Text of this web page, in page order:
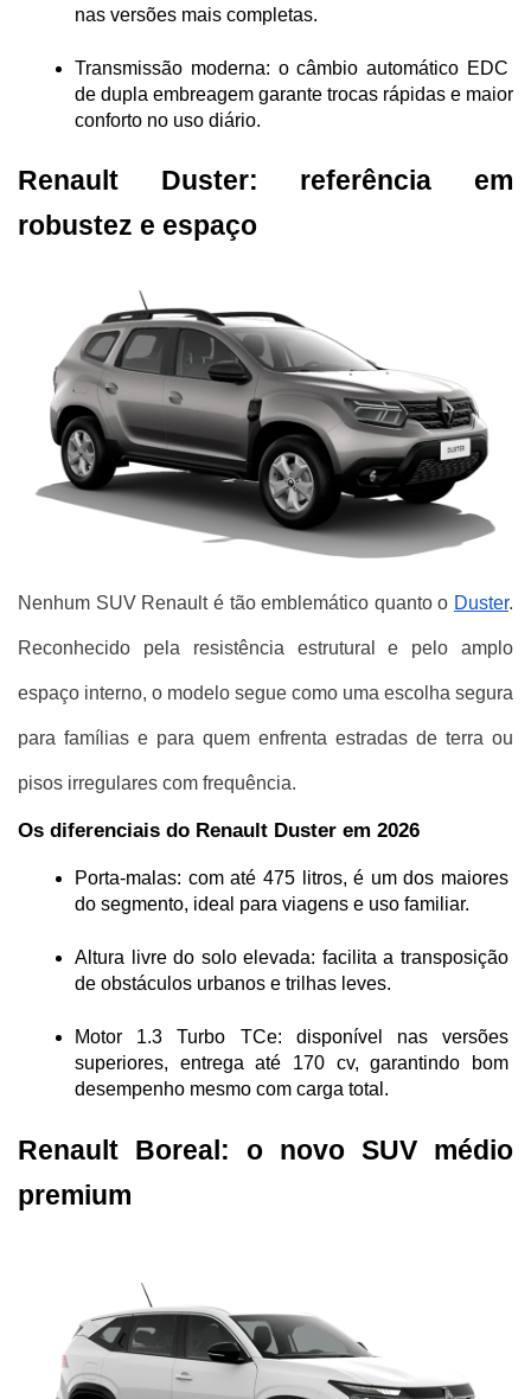
nas versões mais completas.
Transmissão moderna: o câmbio automático EDC
de dupla embreagem garante trocas rápidas e maior
conforto no uso diário.
Renault Duster: referência em
robustez e espaço
Nenhum SUV Renault é tão emblemático quanto o Duster.
Reconhecido pela resistência estrutural e pelo amplo
espaço interno, o modelo segue como uma escolha segura
para famílias e para quem enfrenta estradas de terra ou
pisos irregulares com frequência.
Os diferenciais do Renault Duster em 2026
Porta-malas: com até 475 litros, é um dos maiores
do segmento, ideal para viagens e uso familiar.
Altura livre do solo elevada: facilita a transposição
de obstáculos urbanos e trilhas leves.
Motor 1.3 Turbo TCe: disponível nas versões
superiores, entrega até 170 cv, garantindo bom
desempenho mesmo com carga total.
Renault Boreal: o novo SUV médio
premium